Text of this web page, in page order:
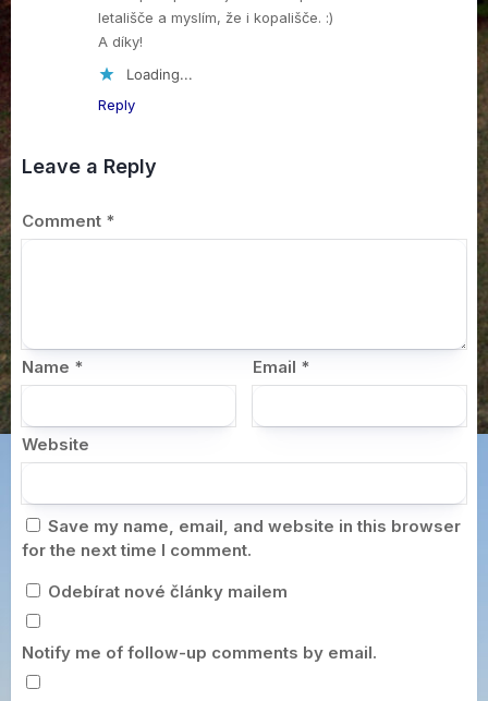
letališče a myslím, že i kopališče. :)
A díky!
Loading...
Reply
Leave a Reply
Comment *
Name * Email *
Website
Save my name, email, and website in this browser
for the next time I comment.
Odebírat nové články mailem
Notify me of follow-up comments by email.